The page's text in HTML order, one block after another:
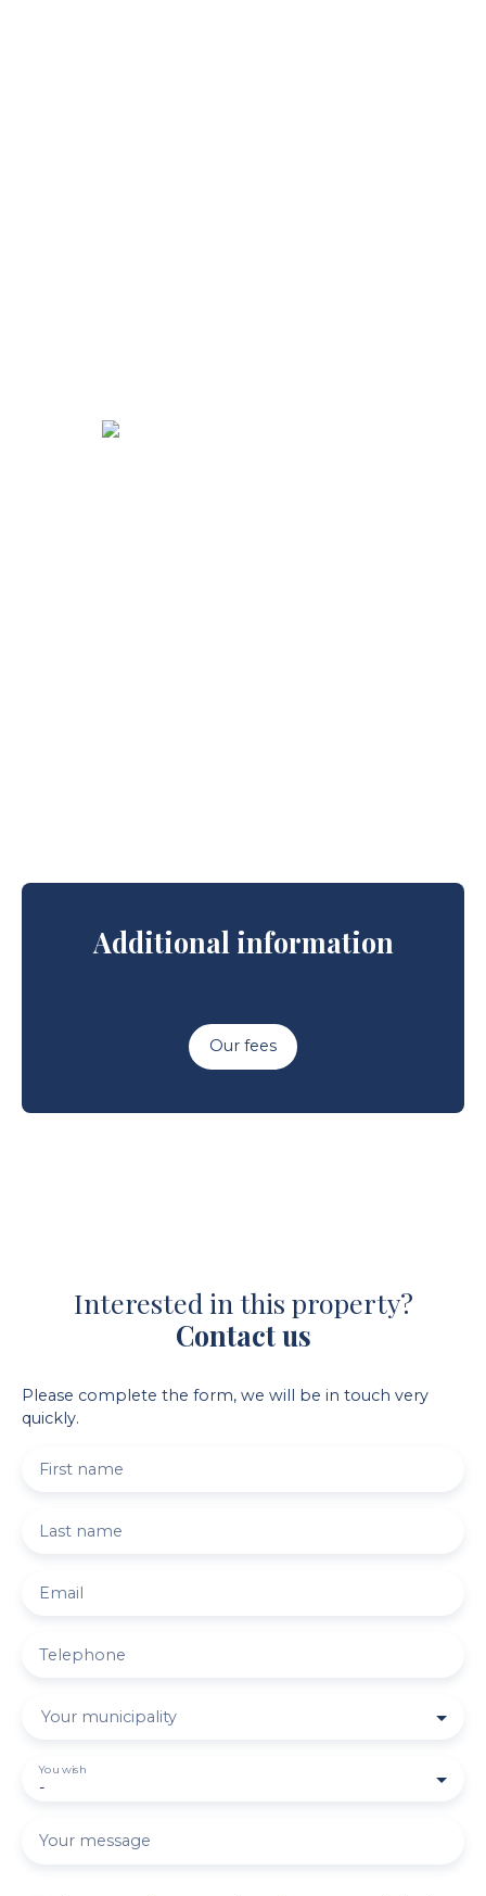
Additional information
Our fees
Interested in this property?
Contact us
Please complete the form, we will be in touch very
quickly.
First name
Last name
Email
Telephone
Your municipality
-
You wish
Your message